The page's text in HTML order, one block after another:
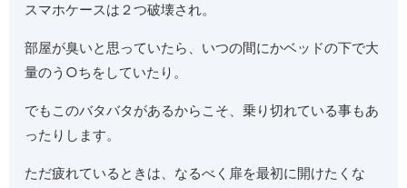
スマホケースは２つ破壊され。
部屋が臭いと思っていたら、いつの間にかベッドの下で大
量のう○ちをしていたり。
でもこのバタバタがあるからこそ、乗り切れている事もあ
ったりします。
ただ疲れているときは、なるべく扉を最初に開けたくな